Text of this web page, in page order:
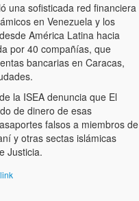
una sofisticada red financiera
en Venezuela y los
América Latina hacia
por 40 compañías, que
bancarias en Caracas,
la ISEA denuncia que El
de dinero de esas
falsos a miembros de
y otras sectas islámicas
Justicia.